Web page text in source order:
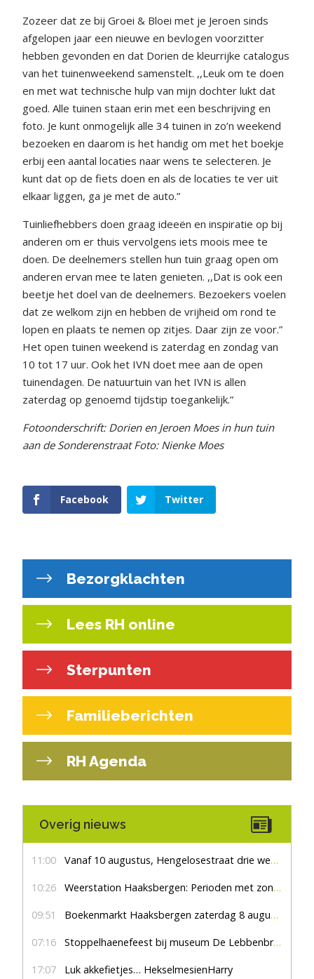
Zozeer dat ze bij Groei & Bloei met je Jeroen sinds
afgelopen jaar een nieuwe en bevlogen voorzitter
hebben gevonden en dat Dorien de kleurrijke catalogus
van het tuinenweekend samenstelt. ,,Leuk om te doen
en met wat technische hulp van mijn dochter lukt dat
goed. Alle tuinen staan erin met een beschrijving en
foto. Je kunt onmogelijk alle 34 tuinen in zo’n weekend
bezoeken en daarom is het handig om met het boekje
erbij een aantal locaties naar wens te selecteren. Je
kunt dat op de fiets doen en als de locaties te ver uit
elkaar liggen, ga je met de auto.”
Tuinliefhebbers doen graag ideeën en inspiratie op bij
anderen om er thuis vervolgens iets moois mee te
doen. De deelnemers stellen hun tuin graag open om
anderen ervan mee te laten genieten. ,,Dat is ook een
beetje het doel van de deelnemers. Bezoekers voelen
dat ze welkom zijn en hebben de vrijheid om rond te
lopen en plaats te nemen op zitjes. Daar zijn ze voor.”
Het open tuinen weekend is zaterdag en zondag van
10 tot 17 uur. Ook het IVN doet mee aan de open
tuinendagen. De natuurtuin van het IVN is allen
zaterdag op genoemd tijdstip toegankelijk.”
Fotoonderschrift: Dorien en Jeroen Moes in hun tuin
aan de Sonderenstraat Foto: Nienke Moes
Facebook Twitter
Bezorgklachten
Lees RH online
Sterpunten
Familieberichten
RH Agenda
Overig nieuws
11:00 Vanaf 10 augustus, Hengelosestraat drie weken dicht voor doorgaand verkeer
10:26 Weerstation Haaksbergen: Perioden met zon en droog
09:51 Boekenmarkt Haaksbergen zaterdag 8 augustus, marktplein Haaksbergen
07:16 Stoppelhaenefeest bij museum De Lebbenbrugge
17:07 Luk akkefietjes… HekselmesienHarry